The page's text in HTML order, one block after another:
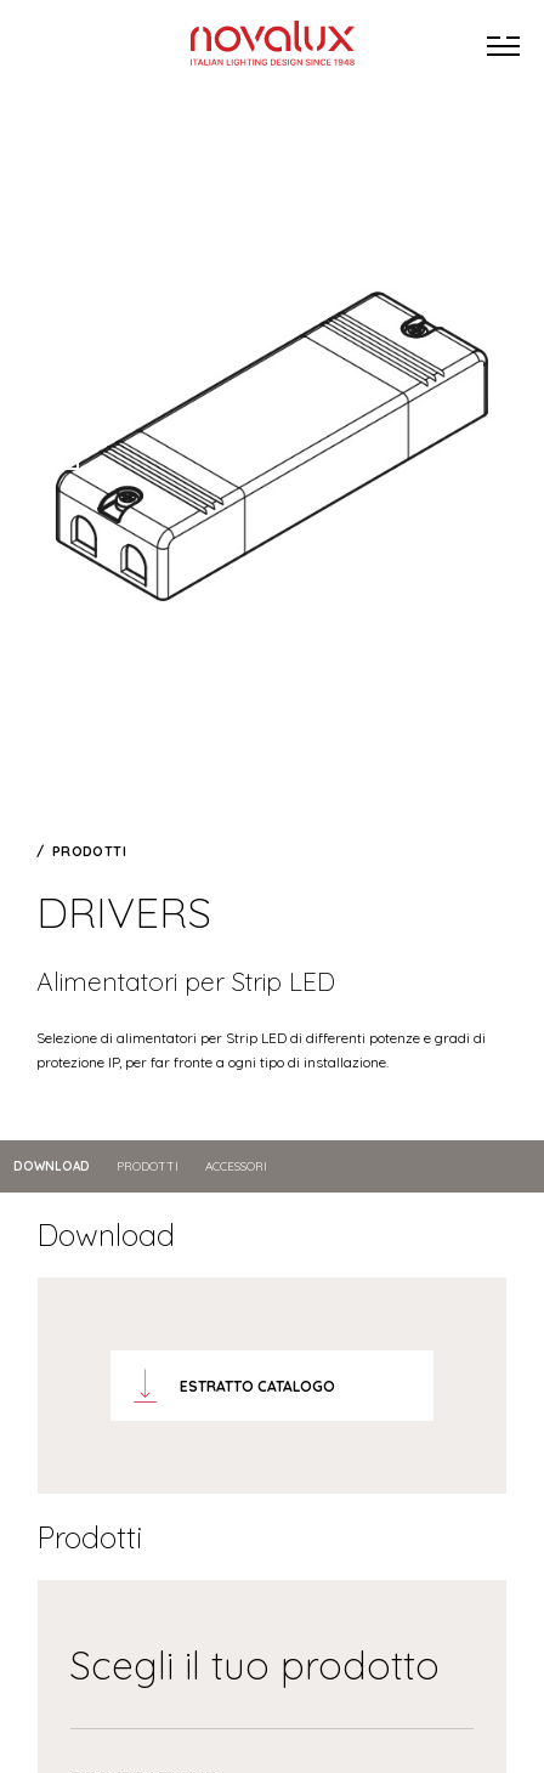
PRODOTTI
DRIVERS
Alimentatori per Strip LED
Selezione di alimentatori per Strip LED di differenti potenze e gradi di
protezione IP, per far fronte a ogni tipo di installazione.
DOWNLOAD PRODOTTI ACCESSORI
Download
ESTRATTO CATALOGO
Prodotti
Scegli il tuo prodotto